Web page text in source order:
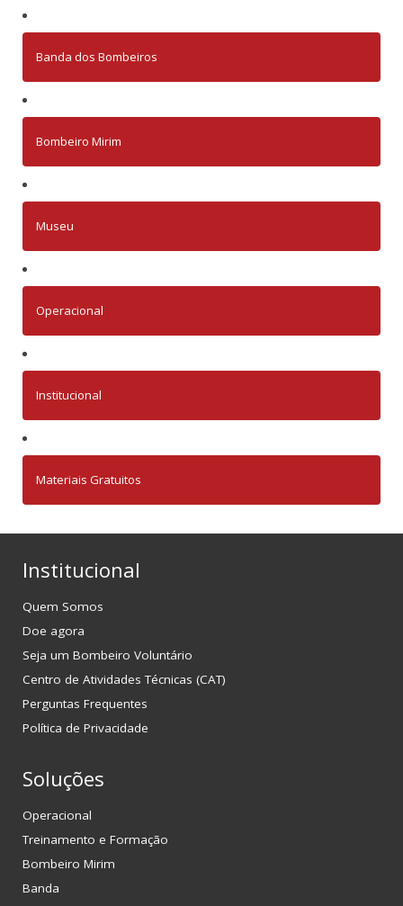
Banda dos Bombeiros
Bombeiro Mirim
Museu
Operacional
Institucional
Materiais Gratuitos
Institucional
Quem Somos
Doe agora
Seja um Bombeiro Voluntário
Centro de Atividades Técnicas (CAT)
Perguntas Frequentes
Política de Privacidade
Soluções
Operacional
Treinamento e Formação
Bombeiro Mirim
Banda